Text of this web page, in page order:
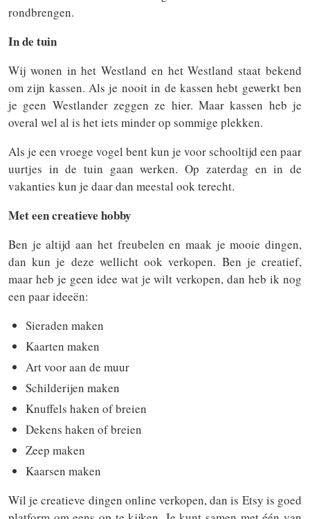
rondbrengen.
In de tuin
Wij wonen in het Westland en het Westland staat bekend
om zijn kassen. Als je nooit in de kassen hebt gewerkt ben
je geen Westlander zeggen ze hier. Maar kassen heb je
overal wel al is het iets minder op sommige plekken.
Als je een vroege vogel bent kun je voor schooltijd een paar
uurtjes in de tuin gaan werken. Op zaterdag en in de
vakanties kun je daar dan meestal ook terecht.
Met een creatieve hobby
Ben je altijd aan het freubelen en maak je mooie dingen,
dan kun je deze wellicht ook verkopen. Ben je creatief,
maar heb je geen idee wat je wilt verkopen, dan heb ik nog
een paar ideeën:
Sieraden maken
Kaarten maken
Art voor aan de muur
Schilderijen maken
Knuffels haken of breien
Dekens haken of breien
Zeep maken
Kaarsen maken
Wil je creatieve dingen online verkopen, dan is Etsy is goed